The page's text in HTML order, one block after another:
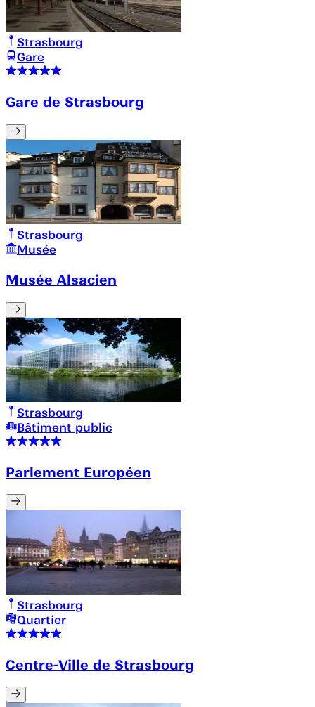
Strasbourg
Gare
Gare de Strasbourg
Strasbourg
Musée
Musée Alsacien
Strasbourg
Bâtiment public
Parlement Européen
Strasbourg
Quartier
Centre-Ville de Strasbourg